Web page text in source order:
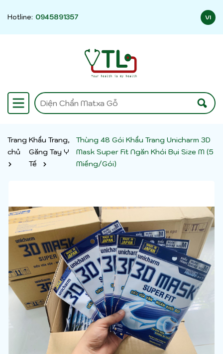
Hotline: 0945891357 VI
Trang
chủ
Khẩu Trang,
Găng Tay Y
Tế
Thùng 48 Gói Khẩu Trang Unicharm 3D
Mask Super Fit Ngăn Khói Bụi Size M (5
Miếng/Gói)